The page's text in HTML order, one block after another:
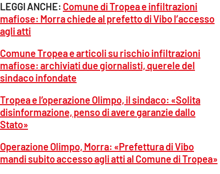
LEGGI ANCHE: Comune di Tropea e infiltrazioni
mafiose: Morra chiede al prefetto di Vibo l’accesso
agli atti
Comune Tropea e articoli su rischio infiltrazioni
mafiose: archiviati due giornalisti, querele del
sindaco infondate
Tropea e l’operazione Olimpo, il sindaco: «Solita
disinformazione, penso di avere garanzie dallo
Stato»
Operazione Olimpo, Morra: «Prefettura di Vibo
mandi subito accesso agli atti al Comune di Tropea»